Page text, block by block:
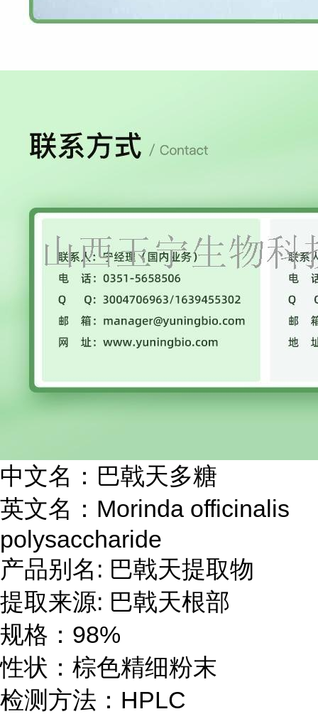
中文名：巴戟天多糖
英文名：Morinda officinalis
polysaccharide
产品别名: 巴戟天提取物
提取来源: 巴戟天根部
规格：98%
性状：棕色精细粉末
检测方法：HPLC